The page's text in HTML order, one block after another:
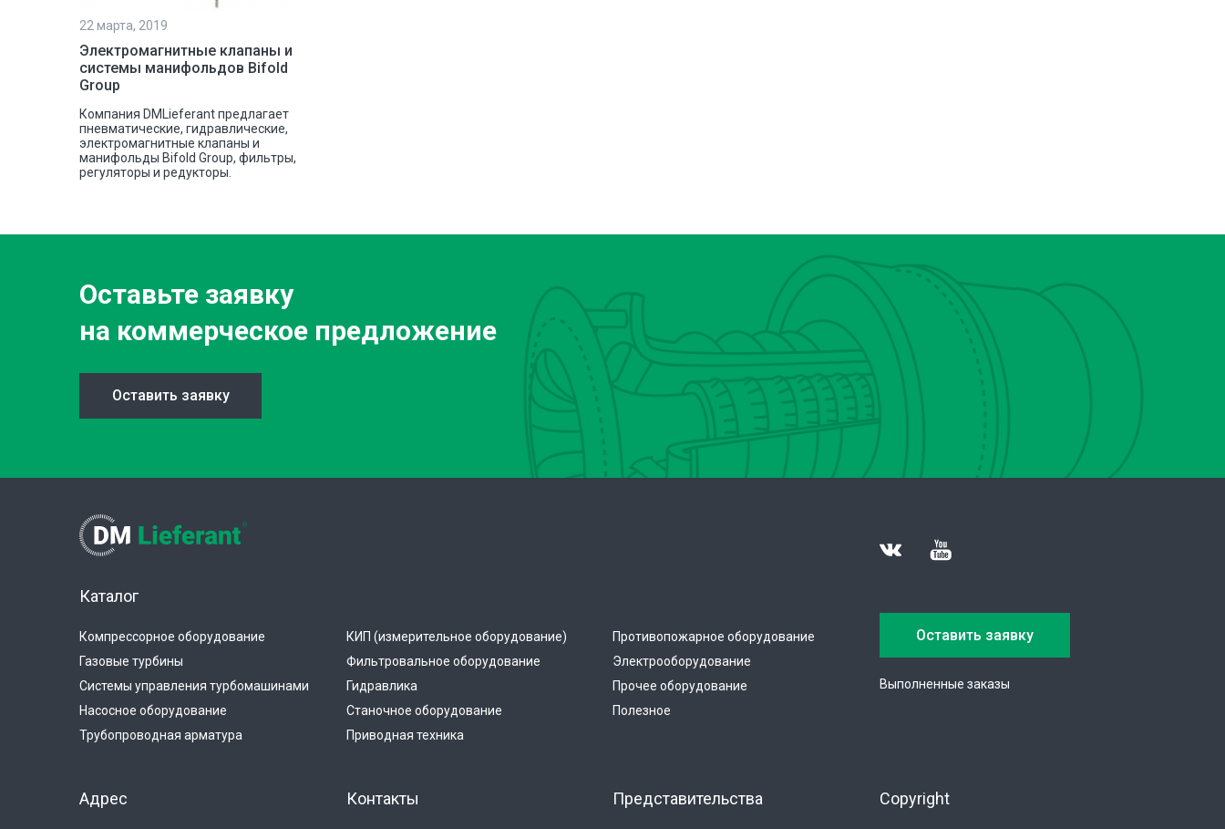
22 марта, 2019
Электромагнитные клапаны и
системы манифольдов Bifold
Group
Компания DMLieferant предлагает
пневматические, гидравлические,
электромагнитные клапаны и
манифольды Bifold Group, фильтры,
регуляторы и редукторы.
Оставьте заявку
на коммерческое предложение
Оставить заявку
Каталог
Компрессорное оборудование
Газовые турбины
Системы управления турбомашинами
Насосное оборудование
Трубопроводная арматура
КИП (измерительное оборудование)
Фильтровальное оборудование
Гидравлика
Станочное оборудование
Приводная техника
Противопожарное оборудование
Электрооборудование
Прочее оборудование
Полезное
Оставить заявку
Выполненные заказы
Адрес Контакты Представительства Copyright